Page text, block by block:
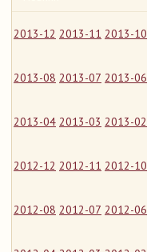
2013-12 2013-11 2013-10
2013-08 2013-07 2013-06
2013-04 2013-03 2013-02
2012-12 2012-11 2012-10
2012-08 2012-07 2012-06